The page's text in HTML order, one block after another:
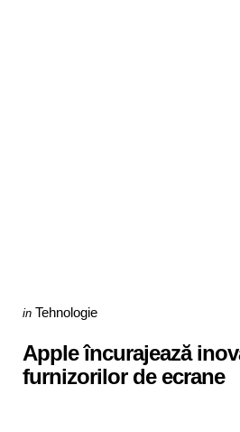
Categories
Posted
in Tehnologie
Apple încurajează
furnizorilor de ecrane